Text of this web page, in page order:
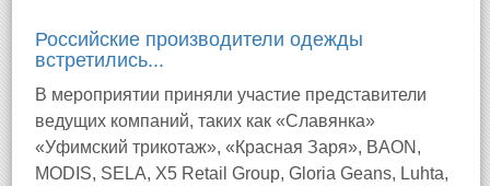
Российские производители одежды
встретились...
В мероприятии приняли участие представители
ведущих компаний, таких как «Славянка»
«Уфимский трикотаж», «Красная Заря», BAON,
MODIS, SELA, X5 Retail Group, Gloria Geans, Luhta,